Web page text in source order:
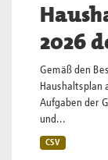
2026
Gemäß den
Haushaltsplan
Aufgaben der
und...
CSV